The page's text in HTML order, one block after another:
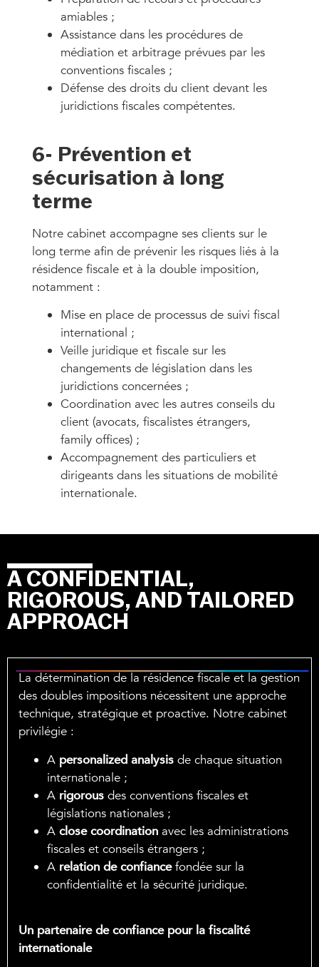
amiables ;
Assistance dans les procédures de
médiation et arbitrage prévues par les
conventions fiscales ;
Défense des droits du client devant les
juridictions fiscales compétentes.
6- Prévention et
sécurisation à long
terme
Notre cabinet accompagne ses clients sur le
long terme afin de prévenir les risques liés à la
résidence fiscale et à la double imposition,
notamment :
Mise en place de processus de suivi fiscal
international ;
Veille juridique et fiscale sur les
changements de législation dans les
juridictions concernées ;
Coordination avec les autres conseils du
client (avocats, fiscalistes étrangers,
family offices) ;
Accompagnement des particuliers et
dirigeants dans les situations de mobilité
internationale.
A CONFIDENTIAL,
RIGOROUS, AND TAILORED
APPROACH
La détermination de la résidence fiscale et la gestion
des doubles impositions nécessitent une approche
technique, stratégique et proactive. Notre cabinet
privilégie :
A personalized analysis de chaque situation
internationale ;
A rigorous des conventions fiscales et
législations nationales ;
A close coordination avec les administrations
fiscales et conseils étrangers ;
A relation de confiancefondée sur la
confidentialité et la sécurité juridique.
Un partenaire de confiance pour la fiscalité
internationale